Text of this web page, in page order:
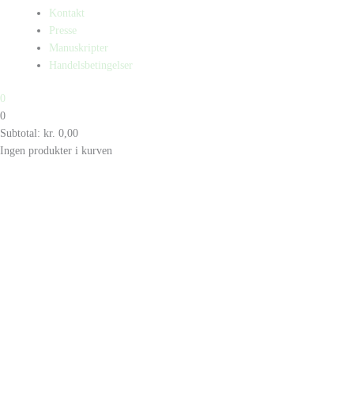
Kontakt
Presse
Manuskripter
Handelsbetingelser
0
0
Subtotal: kr. 0,00
Ingen produkter i kurven